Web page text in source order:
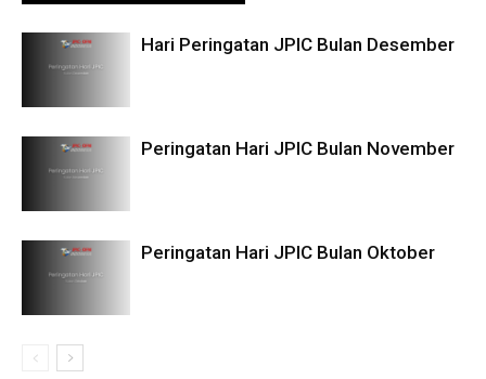
Hari Peringatan JPIC Bulan Desember
Peringatan Hari JPIC Bulan November
Peringatan Hari JPIC Bulan Oktober